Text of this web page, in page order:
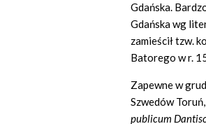
Gdańska.
Gdańska wg
zamieścił tzw.
Batorego w r.
Zapewne w
Szwedów
publicum